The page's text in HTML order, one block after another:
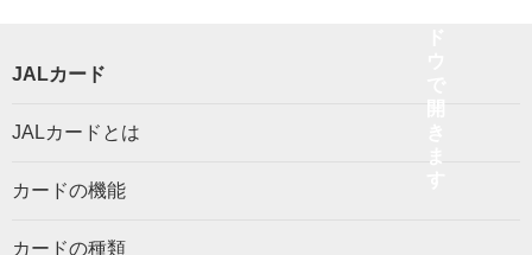
JALカード
JALカードとは
カードの機能
カードの種類